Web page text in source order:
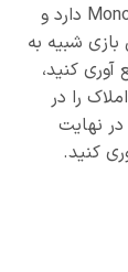
آپلند شباهت زیادی به بازی رومیزی قدیمی Monopoly دارد و
شبیه به
کنید،
را در
نهایت
کنید.